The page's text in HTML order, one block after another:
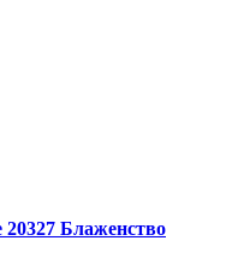
20327 Блаженство